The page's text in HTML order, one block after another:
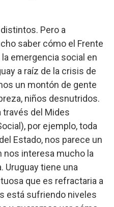
Pero a
saber cómo el Frente
emergencia social en
a raíz de la crisis de
un montón de gente
niños desnutridos.
través del Mides
por ejemplo, toda
Estado, nos parece un
nos interesa mucho la
Uruguay tiene una
que es refractaria a
está sufriendo niveles